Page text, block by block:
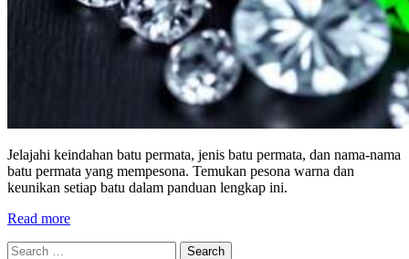
Jelajahi keindahan batu permata, jenis batu permata, dan nama-nama
batu permata yang mempesona. Temukan pesona warna dan
keunikan setiap batu dalam panduan lengkap ini.
Read more
Search